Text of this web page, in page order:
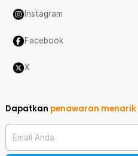
Instagram
Facebook
X
Dapatkan penawaran menarik
Email Anda